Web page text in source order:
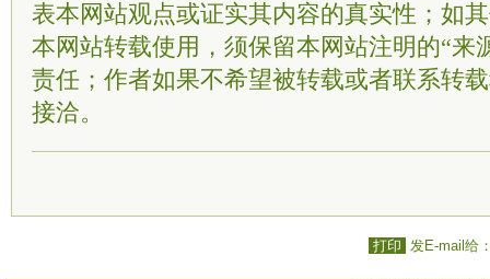
表本网站观点或证实其内容的真实性；如
本网站转载使用，须保留本网站注明的“来
责任；作者如果不希望被转载或者联系转
接洽。
打印 发E-mail给